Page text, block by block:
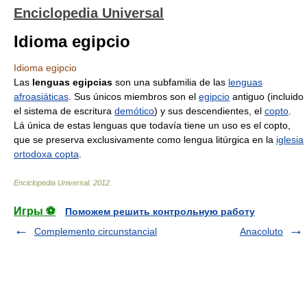
Enciclopedia Universal
Idioma egipcio
Idioma egipcio
Las lenguas egipcias son una subfamilia de las lenguas
afroasiáticas . Sus únicos miembros son el egipcio antiguo (incluido
el sistema de escritura demótico) y sus descendientes, el copto
Lá única de estas lenguas que todavía tiene un uso es el copto,
que se preserva exclusivamente como lengua litúrgica en la iglesia
ortodoxa copta
Enciclopedia Universal. 2012
Игры ⚽
Поможем решить контрольную работу
Complemento circunstancial
Anacoluto